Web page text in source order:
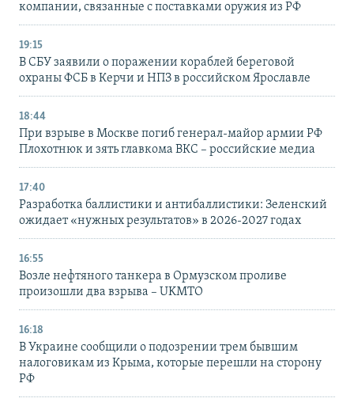
компании, связанные с поставками оружия из РФ
19:15
В СБУ заявили о поражении кораблей береговой
охраны ФСБ в Керчи и НПЗ в российском Ярославле
18:44
При взрыве в Москве погиб генерал-майор армии РФ
Плохотнюк и зять главкома ВКС – российские медиа
17:40
Разработка баллистики и антибаллистики: Зеленский
ожидает «нужных результатов» в 2026-2027 годах
16:55
Возле нефтяного танкера в Ормузском проливе
произошли два взрыва – UKMTO
16:18
В Украине сообщили о подозрении трем бывшим
налоговикам из Крыма, которые перешли на сторону
РФ